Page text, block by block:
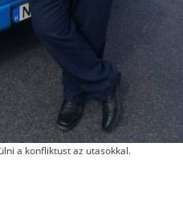
a konfliktust az utasokkal.